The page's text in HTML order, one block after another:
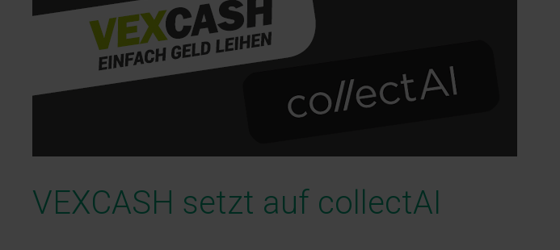
VEXCASH setzt auf collectAI